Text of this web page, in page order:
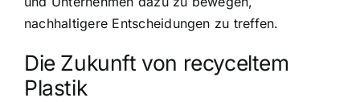
nachhaltigere Entscheidungen zu treffen.
Die Zukunft von recyceltem
Plastik